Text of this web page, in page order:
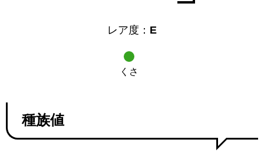
レア度： E
くさ
種族値